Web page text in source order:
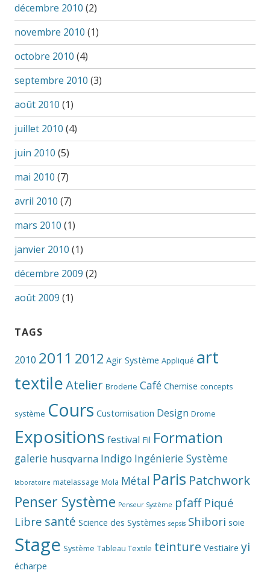
décembre 2010 (2)
novembre 2010 (1)
octobre 2010 (4)
septembre 2010 (3)
août 2010 (1)
juillet 2010 (4)
juin 2010 (5)
mai 2010 (7)
avril 2010 (7)
mars 2010 (1)
janvier 2010 (1)
décembre 2009 (2)
août 2009 (1)
TAGS
2010 2011 2012 Agir Système Appliqué art
textileAtelier Broderie Café Chemise concepts
système Cours Customisation Design Drome
Expositions festival Fil Formation
galerie husqvarna Indigo Ingénierie Système
laboratoire matelassage Mola Métal Paris Patchwork
Penser Système Penseur Système pfaff Piqué
Libre santé Science des Systèmes sepsis Shibori soie
Stage Système Tableau Textile teinture Vestiaire yi
écharpe